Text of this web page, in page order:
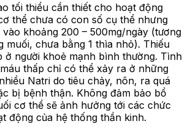
tối thiểu cần thiết cho hoạt động
thể chưa có con số cụ thể nhưng
khoảng 200 – 500mg/ngày (tương
muối, chưa bằng 1 thìa nhỏ). Thiếu
ở người khoẻ mạnh bình thường. Tình
thấp chỉ có thể xảy ra ở những
Natri do tiêu chảy, nôn, ra quá
bị bệnh thận. Không đảm bảo bổ
cơ thể sẽ ảnh hưởng tới các chức
động của hệ thống thần kinh.